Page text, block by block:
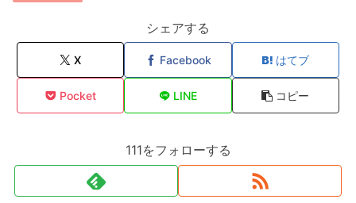
シェアする
X Facebook はてブ
Pocket LINE コピー
111をフォローする